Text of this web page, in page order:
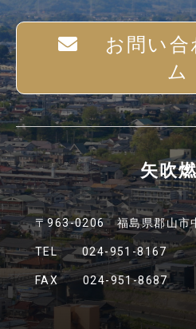
お問い
ム
矢吹
〒963-0206 福島県郡山市
TEL 024-951-8167
FAX 024-951-8687